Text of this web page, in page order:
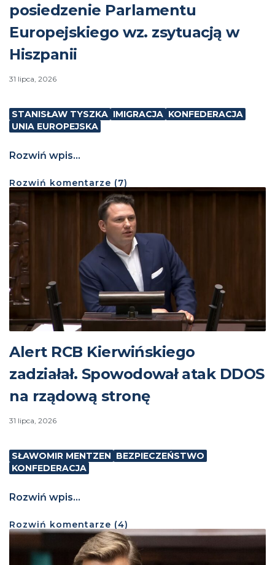
posiedzenie Parlamentu
Europejskiego wz. zsytuacją w
Hiszpanii
31 lipca, 2026
STANISŁAW TYSZKA IMIGRACJA KONFEDERACJA
UNIA EUROPEJSKA
Rozwiń wpis...
Rozwiń komentarze (7)
Alert RCB Kierwińskiego
zadziałał. Spowodował atak DDOS
na rządową stronę
31 lipca, 2026
SŁAWOMIR MENTZEN BEZPIECZEŃSTWO
KONFEDERACJA
Rozwiń wpis...
Rozwiń komentarze (4)